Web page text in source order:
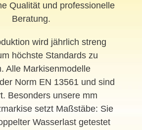
Qualität und professionelle
Beratung.
wird jährlich streng
höchste Standards zu
Alle Markisenmodelle
Norm EN 13561 und sind
Besonders unsere mm
setzt Maßstäbe: Sie
Wasserlast getestet